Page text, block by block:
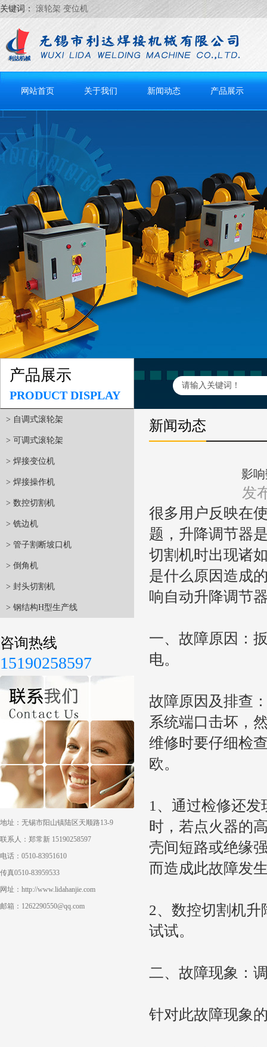
关键词： 滚轮架 变位机
网站首页 关于我们 新闻动态 产品展示
产品展示
PRODUCT DISPLAY
> 自调式滚轮架
> 可调式滚轮架
> 焊接变位机
> 焊接操作机
> 数控切割机
> 铣边机
> 管子割断坡口机
> 倒角机
> 封头切割机
> 钢结构H型生产线
咨询热线
15190258597
地址：无锡市阳山镇陆区天顺路13-9
联系人：郑常新 15190258597
电话：0510-83951610
传真0510-83959533
网址：http://www.lidahanjie.com
邮箱：1262290550@qq.com
新闻动态
影
发
很多用户反映在
题，升降调节器
切割机时出现诸
是什么原因造成
响自动升降调节
一、故障原因：
电。
故障原因及排查
系统端口击坏，
维修时要仔细检
欧。
1、通过检修还
时，若点火器的
壳间短路或绝缘
而造成此故障发
2、数控切割机升
试试。
二、故障现象：
针对此故障现象